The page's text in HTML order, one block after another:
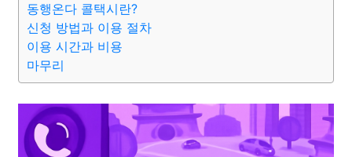
게임 스포츠 사진
맛집 IT
의료 의학 경제 마케팅 부동산 외국어 교육
교통 생활
동행온다 콜택시란?
신청 방법과 이용 절차
이용 시간과 비용
마무리